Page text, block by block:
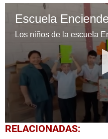
0
seconds
RELACIONADAS: